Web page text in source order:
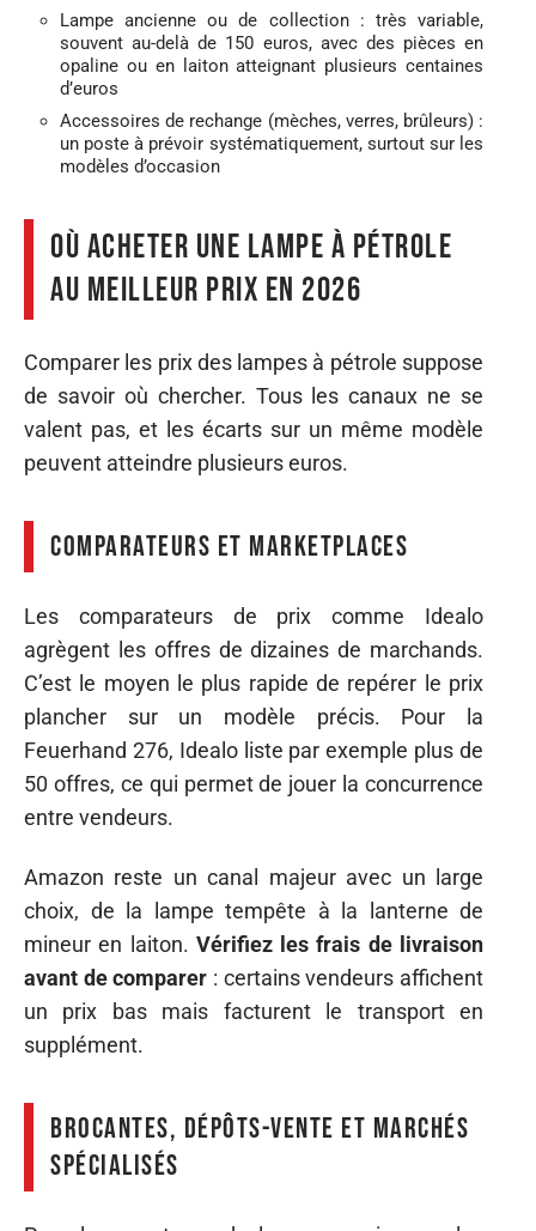
Lampe ancienne ou de collection : très variable,
souvent au-delà de 150 euros, avec des pièces en
opaline ou en laiton atteignant plusieurs centaines
d’euros
Accessoires de rechange (mèches, verres, brûleurs) :
un poste à prévoir systématiquement, surtout sur les
modèles d’occasion
Où acheter une lampe à pétrole
au meilleur prix en 2026
Comparer les prix des lampes à pétrole suppose
de savoir où chercher. Tous les canaux ne se
valent pas, et les écarts sur un même modèle
peuvent atteindre plusieurs euros.
Comparateurs et marketplaces
Les comparateurs de prix comme Idealo
agrègent les offres de dizaines de marchands.
C’est le moyen le plus rapide de repérer le prix
plancher sur un modèle précis. Pour la
Feuerhand 276, Idealo liste par exemple plus de
50 offres, ce qui permet de jouer la concurrence
entre vendeurs.
Amazon reste un canal majeur avec un large
choix, de la lampe tempête à la lanterne de
mineur en laiton. Vérifiez les frais de livraison
avant de comparer : certains vendeurs affichent
un prix bas mais facturent le transport en
supplément.
Brocantes, dépôts-vente et marchés
spécialisés